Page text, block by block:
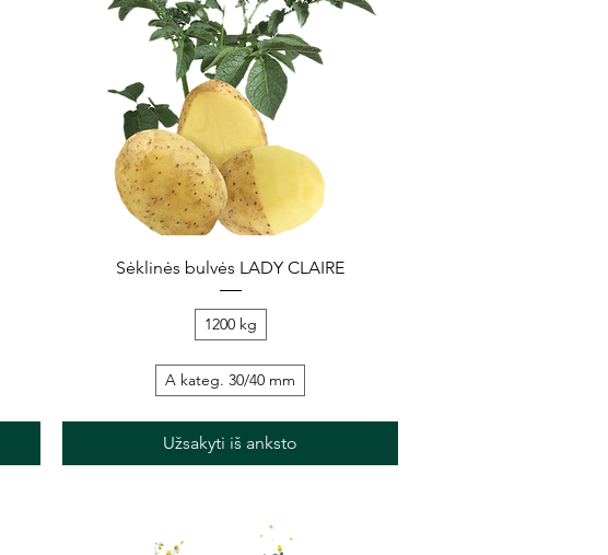
Greita peržiūra
Sėklinės bulvės LADY CLAIRE
1200 kg
A kateg. 30/40 mm
Užsakyti iš anksto